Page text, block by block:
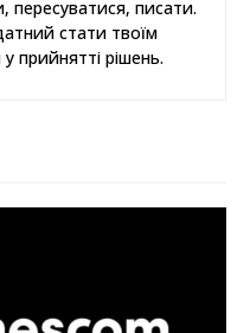
пересуватися, писати.
стати твоїм
прийнятті рішень.